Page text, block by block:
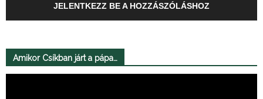
JELENTKEZZ BE A HOZZÁSZÓLÁSHOZ
Amikor Csíkban járt a pápa…